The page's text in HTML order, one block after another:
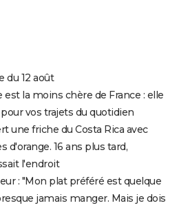
du 12 août
la moins chère de France : elle
vos trajets du quotidien
une friche du Costa Rica avec
d'orange. 16 ans plus tard,
l'endroit
: "Mon plat préféré est quelque
jamais manger. Mais je dois